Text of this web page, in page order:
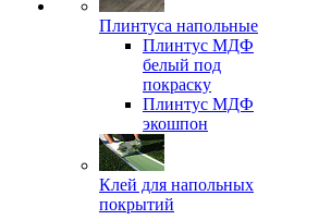
Плинтуса напольные
Плинтус МДФ
белый под
покраску
Плинтус МДФ
экошпон
Клей для напольных
покрытий